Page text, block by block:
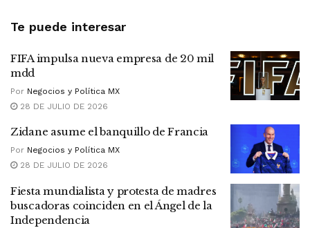
Te puede interesar
FIFA impulsa nueva empresa de 20 mil
mdd
Por Negocios y Política MX
28 DE JULIO DE 2026
Zidane asume el banquillo de Francia
Por Negocios y Política MX
28 DE JULIO DE 2026
Fiesta mundialista y protesta de madres
buscadoras coinciden en el Ángel de la
Independencia